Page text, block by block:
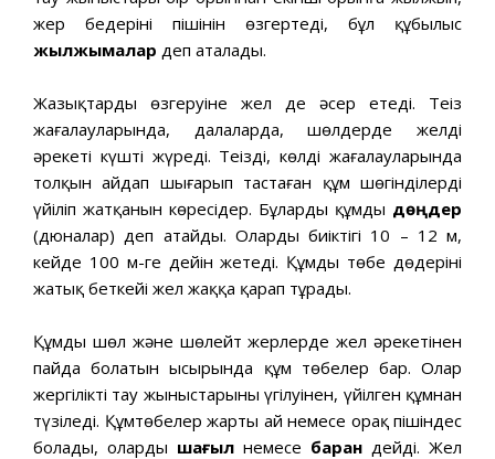
жер бедерінің пішінін өзгертеді, бұл құбылыс
жылжымалар деп аталады.
Жазықтардың өзгеруіне жел де әсер етеді. Теңіз
жағалауларында, далаларда, шөлдерде желдің
әрекеті күшті жүреді. Теңіздің, көлдің жағалауларында
толқын айдап шығарып тастаған құм шөгінділердің
үйіліп жатқанын көресіңдер. Бұларды құмды дөңдер
(дюналар) деп атайды. Олардың биіктігі 10 – 12 м,
кейде 100 м-ге дейін жетеді. Құмды төбе дөңдерінің
жатық беткейі жел жаққа қарап тұрады.
Құмды шөл және шөлейт жерлерде жел әрекетінен
пайда болатын ысырында құм төбелер бар. Олар
жергілікті тау жыныстарының үгілуінен, үйілген құмнан
түзіледі. Құмтөбелер жарты ай немесе орақ пішіндес
болады, оларды шағыл немесе барқан дейді. Жел